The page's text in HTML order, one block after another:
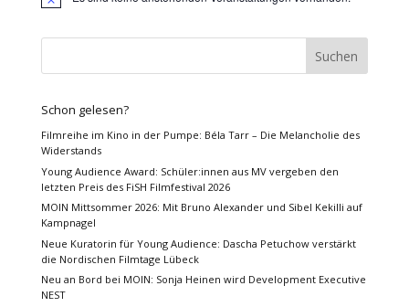
Schon gelesen?
Filmreihe im Kino in der Pumpe: Béla Tarr – Die Melancholie des
Widerstands
Young Audience Award: Schüler:innen aus MV vergeben den
letzten Preis des FiSH Filmfestival 2026
MOIN Mittsommer 2026: Mit Bruno Alexander und Sibel Kekilli auf
Kampnagel
Neue Kuratorin für Young Audience: Dascha Petuchow verstärkt
die Nordischen Filmtage Lübeck
Neu an Bord bei MOIN: Sonja Heinen wird Development Executive
NEST